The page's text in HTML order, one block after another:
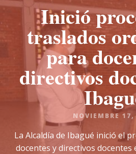
Inició
traslados
para
directivos
NOVIEMBRE
La Alcaldía de Ibagué inició el
docentes y directivos docentes